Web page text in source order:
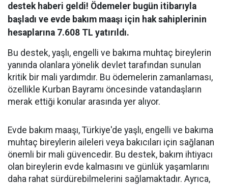
destek haberi geldi! Ödemeler bugün itibarıyla
başladı ve evde bakım maaşı için hak sahiplerinin
hesaplarına 7.608 TL yatırıldı.
Bu destek, yaşlı, engelli ve bakıma muhtaç bireylerin
yanında olanlara yönelik devlet tarafından sunulan
kritik bir mali yardımdır. Bu ödemelerin zamanlaması,
özellikle Kurban Bayramı öncesinde vatandaşların
merak ettiği konular arasında yer alıyor.
Evde bakım maaşı, Türkiye'de yaşlı, engelli ve bakıma
muhtaç bireylerin aileleri veya bakıcıları için sağlanan
önemli bir mali güvencedir. Bu destek, bakım ihtiyacı
olan bireylerin evde kalmasını ve günlük yaşamlarını
daha rahat sürdürebilmelerini sağlamaktadır. Ayrıca,